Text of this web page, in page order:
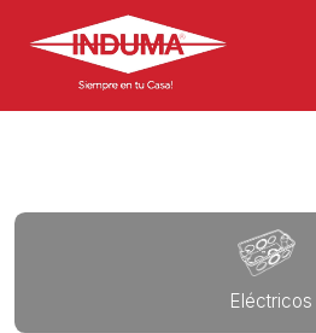
Eléctricos